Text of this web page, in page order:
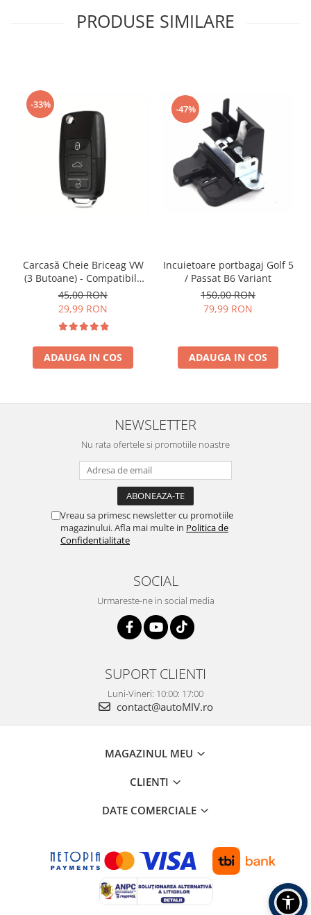
PRODUSE SIMILARE
-33%
Carcasă Cheie Briceag VW
(3 Butoane) - Compatibilă
Golf 5, Jetta, Touran etc
45,00 RON
29,99 RON
ADAUGA IN COS
-47%
Incuietoare portbagaj Golf 5
/ Passat B6 Variant
150,00 RON
79,99 RON
ADAUGA IN COS
NEWSLETTER
Nu rata ofertele si promotiile noastre
Vreau sa primesc newsletter cu promotiile
magazinului. Afla mai multe in Politica de
Confidentialitate
SOCIAL
Urmareste-ne in social media
SUPORT CLIENTI
Luni-Vineri: 10:00: 17:00
contact@autoMIV.ro
MAGAZINUL MEU
CLIENTI
DATE COMERCIALE